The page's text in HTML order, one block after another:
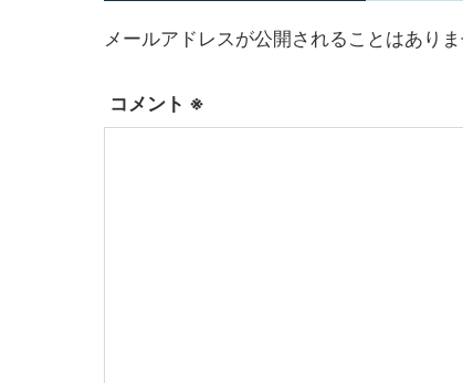
メールアドレスが公開されることはありま
コメント ※